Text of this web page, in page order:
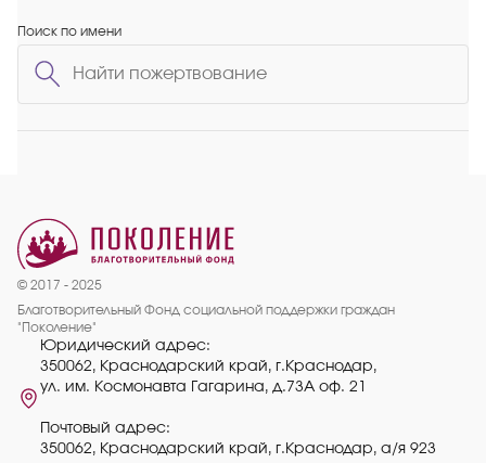
Поиск по имени
© 2017 - 2025
Благотворительный Фонд социальной поддержки граждан
"Поколение"
Юридический адрес:
350062, Краснодарский край, г.Краснодар,
ул. им. Космонавта Гагарина, д.73А оф. 21
Почтовый адрес:
350062, Краснодарский край, г.Краснодар, а/я 923